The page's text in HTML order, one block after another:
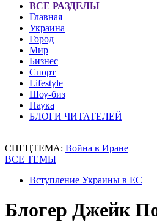
ВСЕ РАЗДЕЛЫ
Главная
Украина
Город
Мир
Бизнес
Спорт
Lifestyle
Шоу-биз
Наука
БЛОГИ ЧИТАТЕЛЕЙ
СПЕЦТЕМА: Война в Иране
ВСЕ ТЕМЫ
Вступление Украины в ЕС
Блогер Джейк